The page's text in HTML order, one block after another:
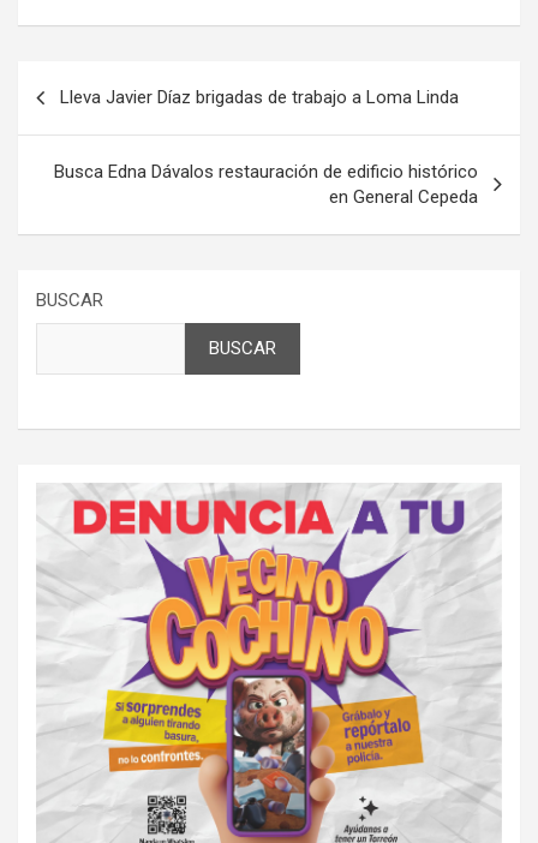
entradas
Lleva Javier Díaz brigadas de trabajo a Loma Linda
Busca Edna Dávalos restauración de edificio histórico
en General Cepeda
BUSCAR
BUSCAR